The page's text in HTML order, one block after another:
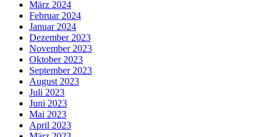
März 2024
Februar 2024
Januar 2024
Dezember 2023
November 2023
Oktober 2023
September 2023
August 2023
Juli 2023
Juni 2023
Mai 2023
April 2023